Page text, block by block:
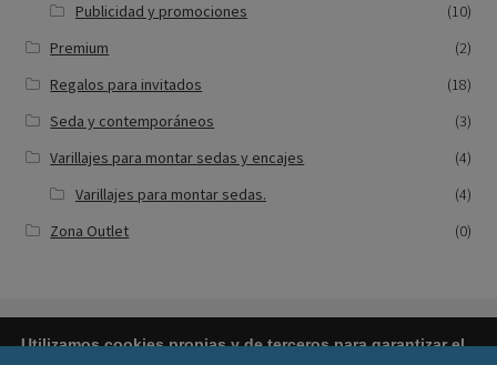
Publicidad y promociones
(10)
Premium
(2)
Regalos para invitados
(18)
Seda y contemporáneos
(3)
Varillajes para montar sedas y encajes
(4)
Varillajes para montar sedas.
(4)
Zona Outlet
(0)
Utilizamos cookies propias y de terceros para garantizar el